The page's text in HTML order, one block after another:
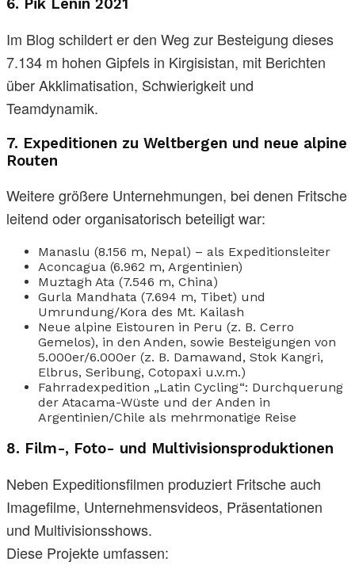
6. Pik Lenin 2021
Im Blog schildert er den Weg zur Besteigung dieses
7.134 m hohen Gipfels in Kirgisistan, mit Berichten
über Akklimatisation, Schwierigkeit und
Teamdynamik.
7. Expeditionen zu Weltbergen und neue alpine
Routen
Weitere größere Unternehmungen, bei denen Fritsche
leitend oder organisatorisch beteiligt war:
Manaslu (8.156 m, Nepal) – als Expeditionsleiter
Aconcagua (6.962 m, Argentinien)
Muztagh Ata (7.546 m, China)
Gurla Mandhata (7.694 m, Tibet) und
Umrundung/Kora des Mt. Kailash
Neue alpine Eistouren in Peru (z. B. Cerro
Gemelos), in den Anden, sowie Besteigungen von
5.000er/6.000er (z. B. Damawand, Stok Kangri,
Elbrus, Seribung, Cotopaxi u.v.m.)
Fahrradexpedition „Latin Cycling“: Durchquerung
der Atacama-Wüste und der Anden in
Argentinien/Chile als mehrmonatige Reise
8. Film-, Foto- und Multivisionsproduktionen
Neben Expeditionsfilmen produziert Fritsche auch
Imagefilme, Unternehmensvideos, Präsentationen
und Multivisionsshows.
Diese Projekte umfassen: